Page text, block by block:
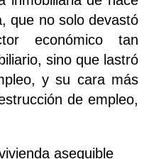
que no solo devastó
económico tan
sino que lastró
y su cara más
de empleo,
asequible